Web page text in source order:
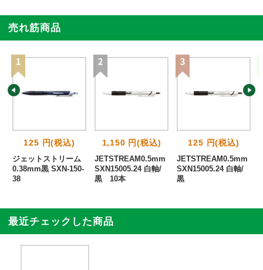
売れ筋商品
125 円(税込)
ジェットストリーム
0.38mm黒 SXN-150-
38
1,150 円(税込)
JETSTREAM0.5mm
SXN15005.24 白軸/
黒 10本
125 円(税込)
JETSTREAM0.5mm
SXN15005.24 白軸/
黒
最近チェックした商品